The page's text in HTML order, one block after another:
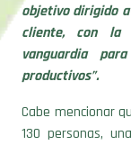
objetivo dirigido
cliente, con la
vanguardia
productivos”.
Cabe mencionar
130 personas,